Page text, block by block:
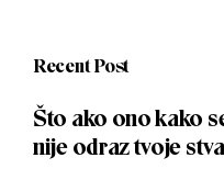
Recent Post
Što ako ono kako
nije odraz tvoje